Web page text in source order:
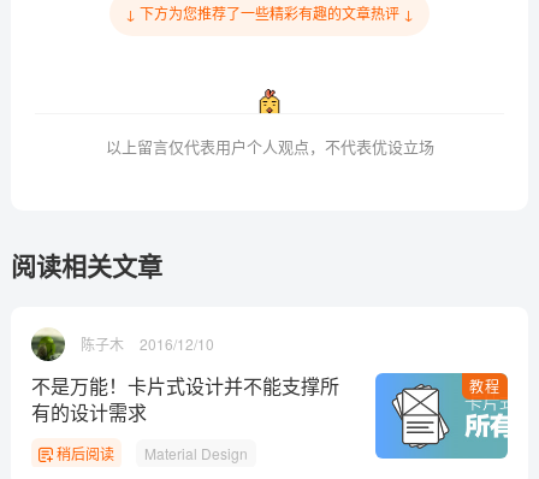
↓ 下方为您推荐了一些精彩有趣的文章热评 ↓
以上留言仅代表用户个人观点，不代表优设立场
阅读相关文章
陈子木 2016/12/10
教程
不是万能！卡片式设计并不能支撑所
有的设计需求
稍后阅读 Material Design